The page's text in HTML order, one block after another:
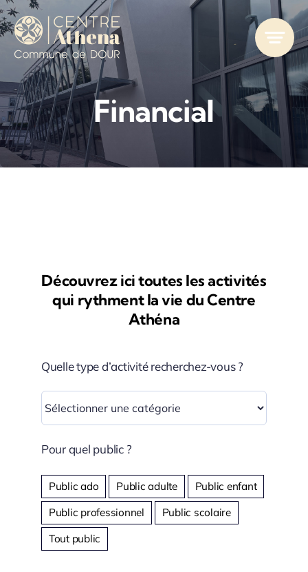
Passer
au
contenu
Financial
Découvrez ici toutes les activités
qui rythment la vie du Centre
Athéna
Quelle type d’activité recherchez-vous ?
Pour quel public ?
Public ado Public adulte
Public enfant
Public professionnel
Public scolaire
Tout public